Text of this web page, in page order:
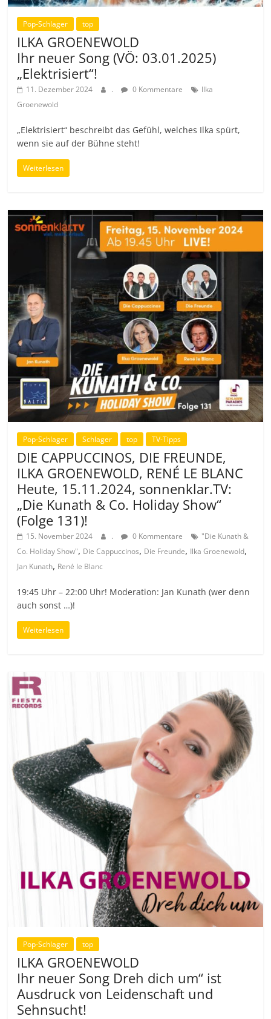
Pop-Schlager top
ILKA GROENEWOLD
Ihr neuer Song (VÖ: 03.01.2025)
„Elektrisiert“!
11. Dezember 2024 . 0 Kommentare
Ilka
Groenewold
„Elektrisiert“ beschreibt das Gefühl, welches Ilka spürt,
wenn sie auf der Bühne steht!
Weiterlesen
Pop-Schlager Schlager top TV-Tipps
DIE CAPPUCCINOS, DIE FREUNDE,
ILKA GROENEWOLD, RENÉ LE BLANC
Heute, 15.11.2024, sonnenklar.TV:
„Die Kunath & Co. Holiday Show“
(Folge 131)!
15. November 2024 . 0 Kommentare
"Die Kunath &
Co. Holiday Show", Die Cappuccinos, Die Freunde, Ilka Groenewold,
Jan Kunath, René le Blanc
19:45 Uhr – 22:00 Uhr! Moderation: Jan Kunath (wer denn
auch sonst …)!
Weiterlesen
Pop-Schlager top
ILKA GROENEWOLD
Ihr neuer Song Dreh dich um“ ist
Ausdruck von Leidenschaft und
Sehnsucht!